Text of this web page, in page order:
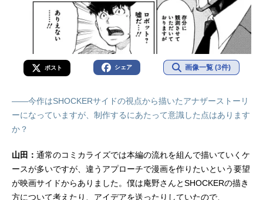
ポスト シェア 画像一覧 (3件)
――今作はSHOCKERサイドの視点から描いたアナザーストーリ
ーになっていますが、制作するにあたって意識した点はあります
か？
山田： 通常のコミカライズでは本編の流れを組んで描いていくケ
ースが多いですが、違うアプローチで漫画を作りたいという要望
が映画サイドからありました。僕は庵野さんとSHOCKERの描き
方について考えたり、アイデアを送ったりしていたので、